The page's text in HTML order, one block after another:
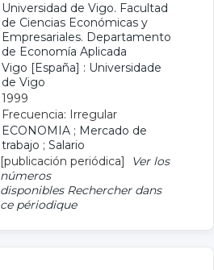
Universidad de Vigo. Facultad
de Ciencias Económicas y
Empresariales. Departamento
de Economía Aplicada
Vigo [España] : Universidade
de Vigo
1999
Frecuencia: Irregular
ECONOMIA ; Mercado de
trabajo ; Salario
[publicación periódica]
Ver los
números
disponibles Rechercher dans
ce périodique